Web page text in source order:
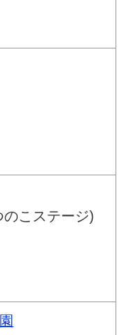
こステージ)